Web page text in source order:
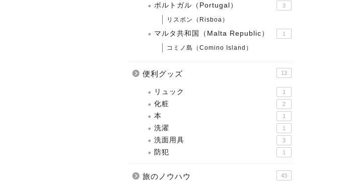
ポルトガル（Portugal） 3
リスボン（Risboa）
マルタ共和国（Malta Republic） 1
コミノ島（Comino Island）
便利グッズ 13
リュック 1
化粧 2
本 1
洗濯 1
洗面用具 3
防犯 1
旅のノウハウ 43